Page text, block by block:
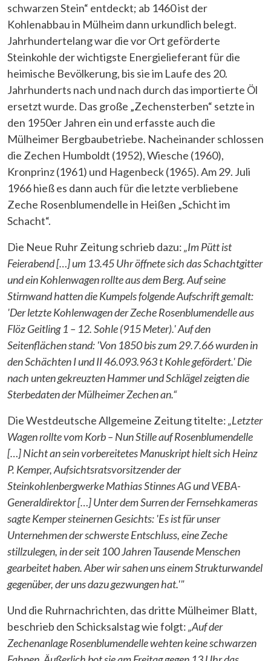
schwarzen Stein“ entdeckt; ab 1460 ist der
Kohlenabbau in Mülheim dann urkundlich belegt.
Jahrhundertelang war die vor Ort geförderte
Steinkohle der wichtigste Energielieferant für die
heimische Bevölkerung, bis sie im Laufe des 20.
Jahrhunderts nach und nach durch das importierte Öl
ersetzt wurde. Das große „Zechensterben“ setzte in
den 1950er Jahren ein und erfasste auch die
Mülheimer Bergbaubetriebe. Nacheinander schlossen
die Zechen Humboldt (1952), Wiesche (1960),
Kronprinz (1961) und Hagenbeck (1965). Am 29. Juli
1966 hieß es dann auch für die letzte verbliebene
Zeche Rosenblumendelle in Heißen „Schicht im
Schacht“.
Die Neue Ruhr Zeitung schrieb dazu:„Im Pütt ist
Feierabend […] um 13.45 Uhr öffnete sich das Schachtgitter
und ein Kohlenwagen rollte aus dem Berg. Auf seine
Stirnwand hatten die Kumpels folgende Aufschrift gemalt:
'Der letzte Kohlenwagen der Zeche Rosenblumendelle aus
Flöz Geitling 1 – 12. Sohle (915 Meter).' Auf den
Seitenflächen stand: 'Von 1850 bis zum 29.7.66 wurden in
den Schächten I und II 46.093.963 t Kohle gefördert.' Die
nach unten gekreuzten Hammer und Schlägel zeigten die
Sterbedaten der Mülheimer Zechen an.“
Die Westdeutsche Allgemeine Zeitung titelte:„Letzter
Wagen rollte vom Korb – Nun Stille auf Rosenblumendelle
[…] Nicht an sein vorbereitetes Manuskript hielt sich Heinz
P. Kemper, Aufsichtsratsvorsitzender der
Steinkohlenbergwerke Mathias Stinnes AG und VEBA-
Generaldirektor […] Unter dem Surren der Fernsehkameras
sagte Kemper steinernen Gesichts: 'Es ist für unser
Unternehmen der schwerste Entschluss, eine Zeche
stillzulegen, in der seit 100 Jahren Tausende Menschen
gearbeitet haben. Aber wir sahen uns einem Strukturwandel
gegenüber, der uns dazu gezwungen hat.'"
Und die Ruhrnachrichten, das dritte Mülheimer Blatt,
beschrieb den Schicksalstag wie folgt:„Auf der
Zechenanlage Rosenblumendelle wehten keine schwarzen